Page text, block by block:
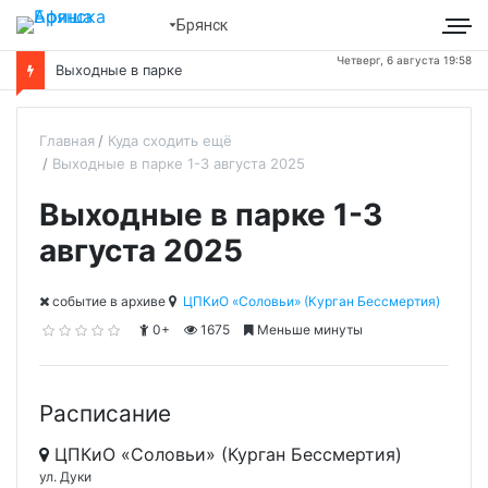
Брянск
Выходные в парке
Четверг, 6 августа 19:58
Главная
Куда сходить ещё
Выходные в парке 1-3 августа 2025
Выходные в парке 1-3
августа 2025
cобытие в архиве
ЦПКиО «Соловьи» (Курган Бессмертия)
0+
1675 Меньше минуты
Расписание
ЦПКиО «Соловьи» (Курган Бессмертия)
ул. Дуки